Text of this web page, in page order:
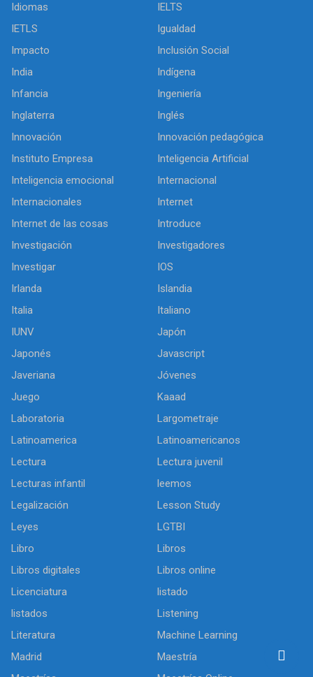
Idiomas
IELTS
IETLS
Igualdad
Impacto
Inclusión Social
India
Indígena
Infancia
Ingeniería
Inglaterra
Inglés
Innovación
Innovación pedagógica
Instituto Empresa
Inteligencia Artificial
Inteligencia emocional
Internacional
Internacionales
Internet
Internet de las cosas
Introduce
Investigación
Investigadores
Investigar
IOS
Irlanda
Islandia
Italia
Italiano
IUNV
Japón
Japonés
Javascript
Javeriana
Jóvenes
Juego
Kaaad
Laboratoria
Largometraje
Latinoamerica
Latinoamericanos
Lectura
Lectura juvenil
Lecturas infantil
leemos
Legalización
Lesson Study
Leyes
LGTBI
Libro
Libros
Libros digitales
Libros online
Licenciatura
listado
listados
Listening
Literatura
Machine Learning
Madrid
Maestría